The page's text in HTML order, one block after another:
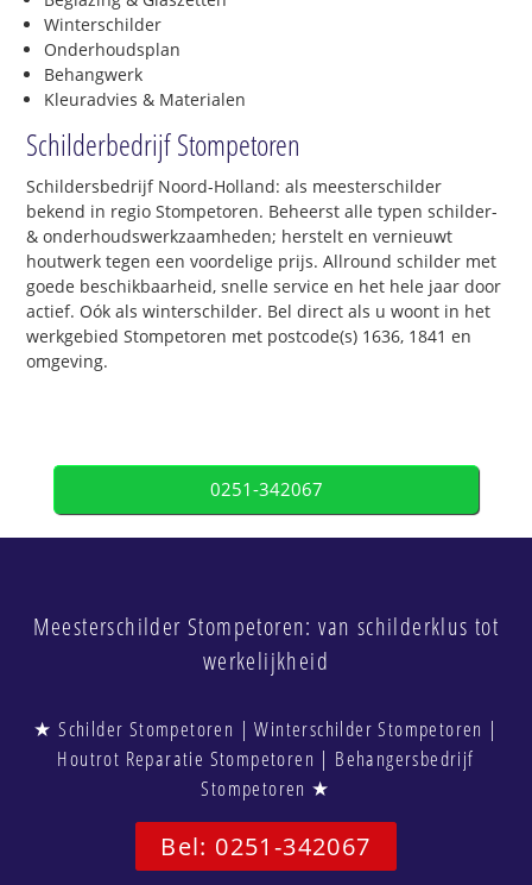
Winterschilder
Onderhoudsplan
Behangwerk
Kleuradvies & Materialen
Schilderbedrijf Stompetoren
Schildersbedrijf Noord-Holland: als meesterschilder
bekend in regio Stompetoren. Beheerst alle typen schilder-
& onderhoudswerkzaamheden; herstelt en vernieuwt
houtwerk tegen een voordelige prijs. Allround schilder met
goede beschikbaarheid, snelle service en het hele jaar door
actief. Oók als winterschilder. Bel direct als u woont in het
werkgebied Stompetoren met postcode(s) 1636, 1841 en
omgeving.
0251-342067
Meesterschilder Stompetoren: van schilderklus tot
werkelijkheid
★ Schilder Stompetoren | Winterschilder Stompetoren |
Houtrot Reparatie Stompetoren | Behangersbedrijf
Stompetoren ★
Bel: 0251-342067